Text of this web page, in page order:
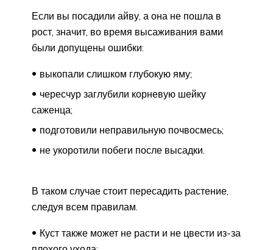
Если вы посадили айву, а она не пошла в
рост, значит, во время высаживания вами
были допущены ошибки:
выкопали слишком глубокую яму;
чересчур заглубили корневую шейку
саженца;
подготовили неправильную почвосмесь;
не укоротили побеги после высадки.
В таком случае стоит пересадить растение,
следуя всем правилам.
Куст также может не расти и не цвести из-за